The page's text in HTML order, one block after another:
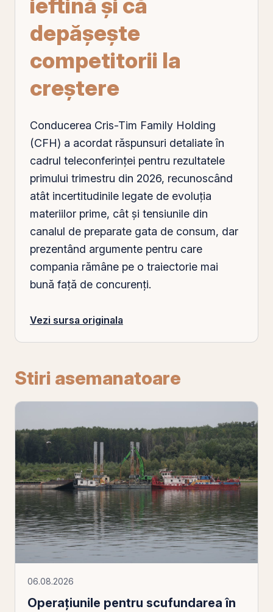
depăşeşte
competitorii la
creştere
Conducerea Cris-Tim Family Holding
(CFH) a acordat răspunsuri detaliate în
cadrul teleconferinţei pentru rezultatele
primului trimestru din 2026, recunoscând
atât incertitudinile legate de evoluţia
materiilor prime, cât şi tensiunile din
canalul de preparate gata de consum, dar
prezentând argumente pentru care
compania rămâne pe o traiectorie mai
bună faţă de concurenţi.
Vezi sursa originala
Stiri asemanatoare
06.08.2026
Operaţiunile pentru scufundarea în